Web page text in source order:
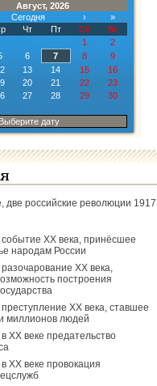
Август, 2026
Сегодня ›
»
Чт Пт Сб
Вс
1
2
6 7 8
9
13 14 15
16
20 21 22
23
27 28 29
30
Выберите дату
две российские революции 1917
ХХ века, принёсшее
народам России
ХХ века,
построения
ХХ века, ставшее
миллионов людей
ХХ веке предательство
ХХ веке провокация